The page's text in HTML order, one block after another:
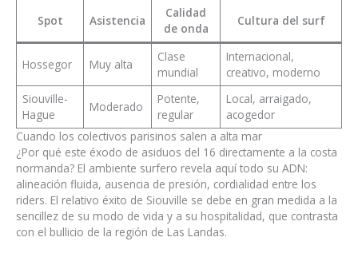
Spot Asistencia
Calidad
de onda
Cultura del surf
Hossegor Muy alta
Clase
mundial
Internacional,
creativo, moderno
Siouville-
Hague
Moderado
Potente,
regular
Local, arraigado,
acogedor
Cuando los colectivos parisinos salen a alta mar
¿Por qué este éxodo de asiduos del 16 directamente a la costa
normanda? El ambiente surfero revela aquí todo su ADN:
alineación fluida, ausencia de presión, cordialidad entre los
riders. El relativo éxito de Siouville se debe en gran medida a la
sencillez de su modo de vida y a su hospitalidad, que contrasta
con el bullicio de la región de Las Landas.